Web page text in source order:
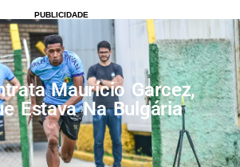
PUBLICIDADE
Maurício Garcez,
Estava Na Bulgária